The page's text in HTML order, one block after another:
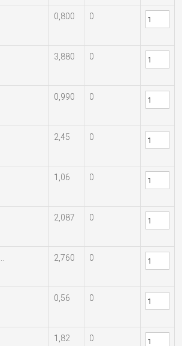
0,800 0
3,880 0
0,990 0
2,45 0
1,06 0
2,087 0
2,760 0
0,56 0
1,82 0